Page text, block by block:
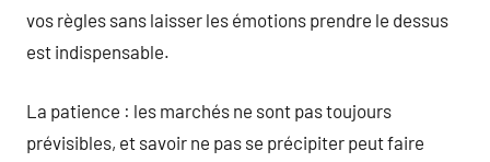
vos règles sans laisser les émotions prendre le dessus
est indispensable.
La patience : les marchés ne sont pas toujours
prévisibles, et savoir ne pas se précipiter peut faire